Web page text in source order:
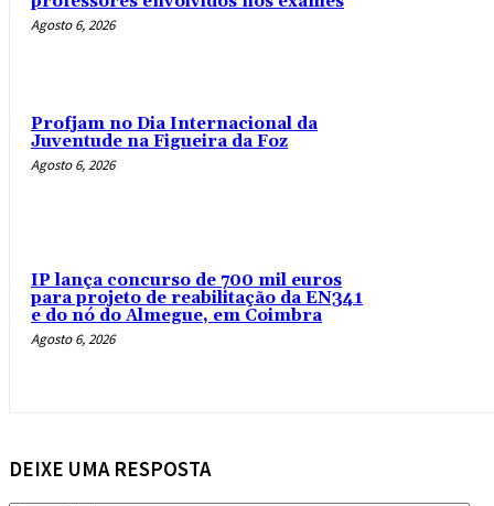
Agosto 6, 2026
Profjam no Dia Internacional da
Juventude na Figueira da Foz
Agosto 6, 2026
IP lança concurso de 700 mil euros
para projeto de reabilitação da EN341
e do nó do Almegue, em Coimbra
Agosto 6, 2026
DEIXE UMA RESPOSTA